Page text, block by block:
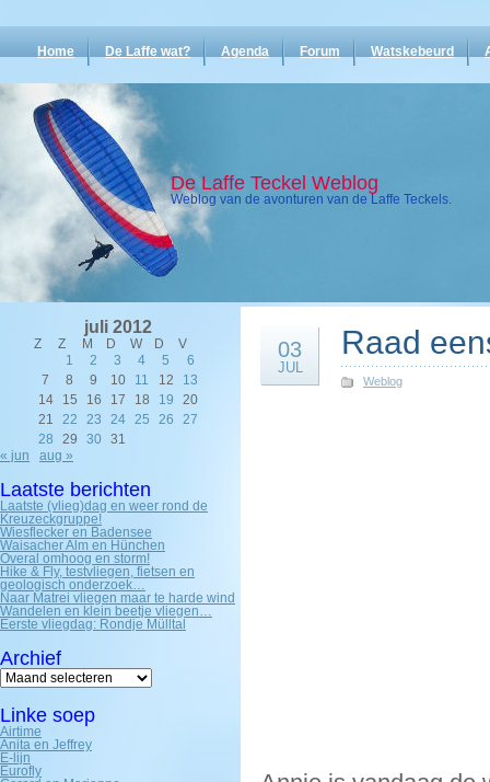
Home De Laffe wat? Agenda Forum Watskebeurd
De Laffe Teckel Weblog
Weblog van de avonturen van de Laffe Teckels.
juli 2012
Z Z M D W D
V
1
2 3 4 5
6
7
8 9 10 11 12
13
14
15 16 17 18 19
20
21
22 23 24 25 26
27
28
29 30
31
« jun
aug »
Laatste berichten
Laatste (vlieg)dag en weer rond de
Kreuzeckgruppe!
Wiesflecker en Badensee
Waisacher Alm en Hünchen
Overal omhoog en storm!
Hike & Fly, testvliegen, fietsen en
geologisch onderzoek…
Naar Matrei vliegen maar te harde wind
Wandelen en klein beetje vliegen…
Eerste vliegdag: Rondje Mülltal
Archief
Archief
Linke soep
Airtime
Anita en Jeffrey
E-lijn
Eurofly
03
JUL
Raad
Weblog